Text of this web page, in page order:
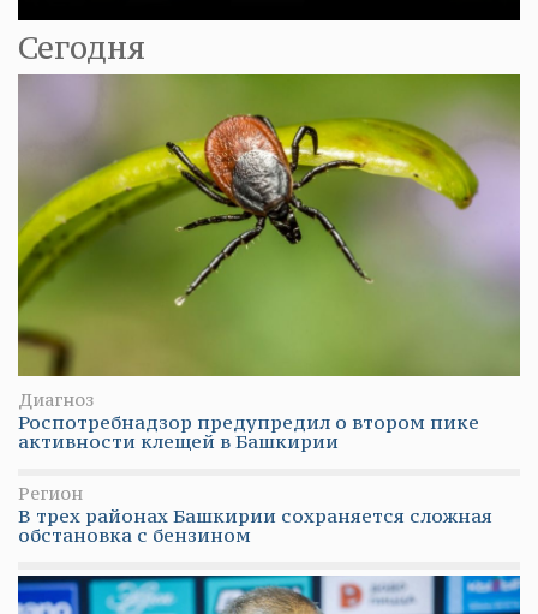
Сегодня
Диагноз
Роспотребнадзор предупредил о втором пике
активности клещей в Башкирии
Регион
В трех районах Башкирии сохраняется сложная
обстановка с бензином